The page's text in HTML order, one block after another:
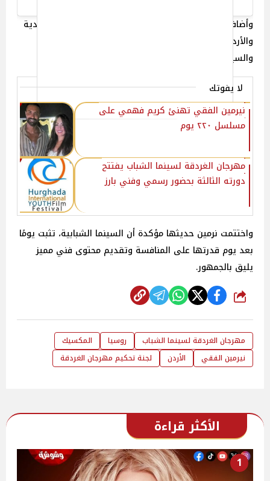
وأضافت أن المهرجان يضم أعمالًا من روسيا ومصر والسعودية
والأردن والمكسيك وقطر، موضحة أن التنوع الثقافي
والسينمائي يثري التجربة ويجعلها أكثر تشويقًا.
لا يفوتك
نيرمين الفقي تهنئ كريم فهمي على
مسلسل ٢٢٠ يوم ‎
مهرجان الغردقة لسينما الشباب يفتتح
دورته الثالثة بحضور رسمي وفني بارز
واختتمت نرمين حديثها مؤكدة أن السينما الشبابية، تثبت يومًا
بعد يوم قدرتها على المنافسة وتقديم محتوى فني مميز
يليق بالجمهور.
شارك
مهرجان الغردقة لسينما الشباب روسيا
المكسيك
نيرمين الفقي
الأردن لجنة تحكيم مهرجان الغردقة
الأكثر قراءة
1